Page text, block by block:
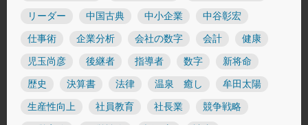
リーダー 中国古典 中小企業 中谷彰宏
仕事術 企業分析 会社の数字 会計 健康
児玉尚彦 後継者 指導者 数字 新将命
歴史 決算書 法律 温泉 癒し 牟田太陽
生産性向上 社員教育 社長業 競争戦略